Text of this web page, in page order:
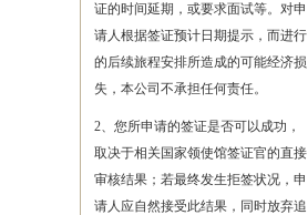
证的时间延期，或要求面试等。对申
请人根据签证预计日期提示，而进行
的后续旅程安排所造成的可能经济损
失，本公司不承担任何责任。
2、您所申请的签证是否可以成功，
取决于相关国家领使馆签证官的直接
审核结果；若最终发生拒签状况，申
请人应自然接受此结果，同时放弃追